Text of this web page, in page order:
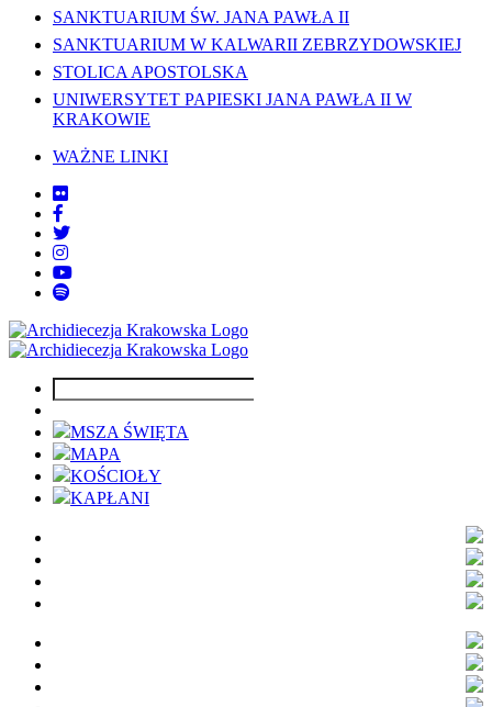
SANKTUARIUM ŚW. JANA PAWŁA II
SANKTUARIUM W KALWARII ZEBRZYDOWSKIEJ
STOLICA APOSTOLSKA
UNIWERSYTET PAPIESKI JANA PAWŁA II W
KRAKOWIE
WAŻNE LINKI
MSZA ŚWIĘTA
MAPA
KOŚCIOŁY
KAPŁANI